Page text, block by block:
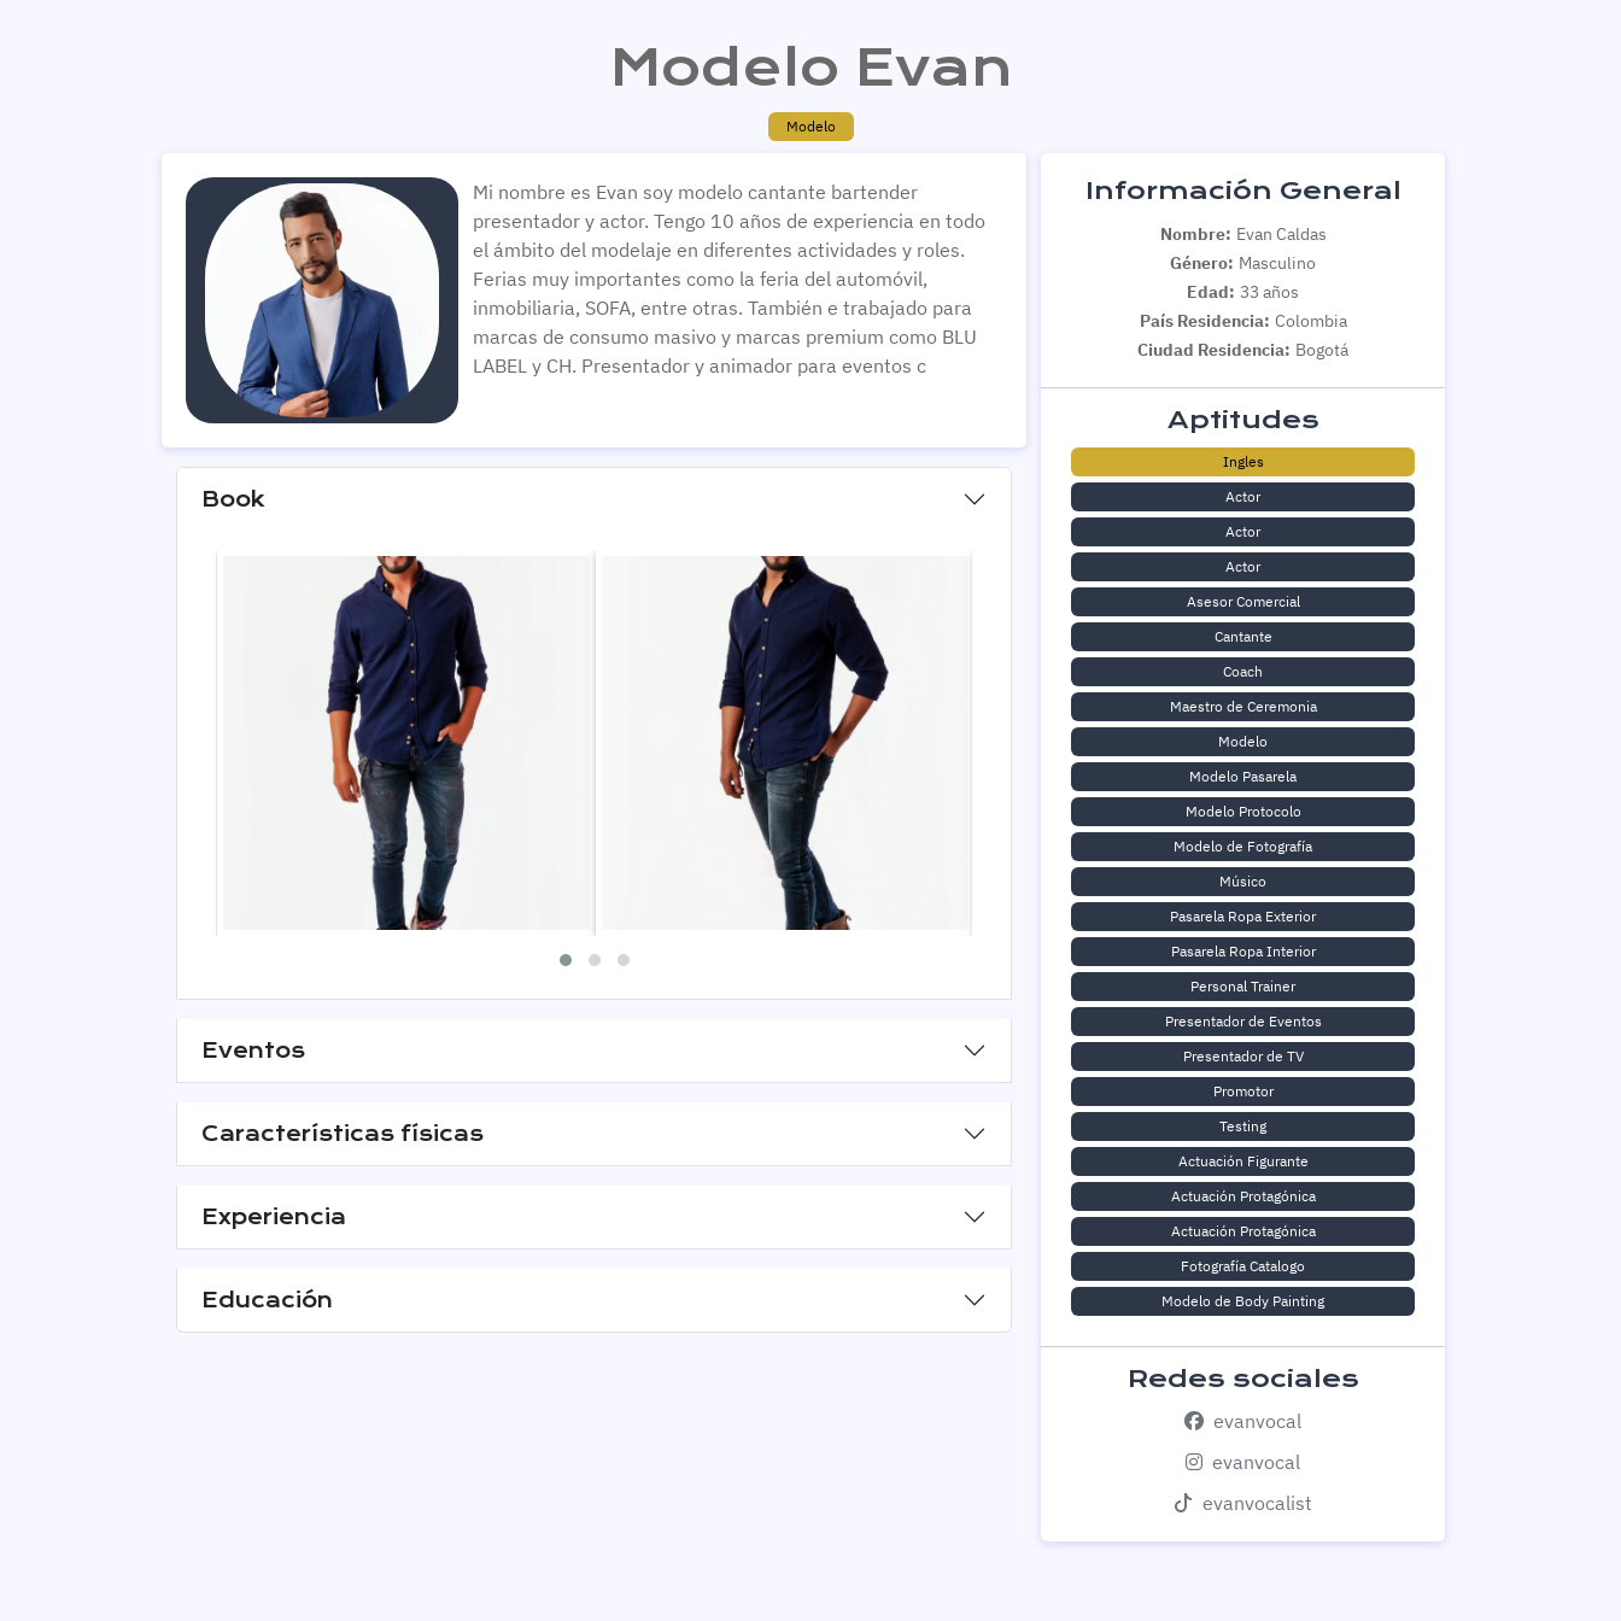
Modelo Evan
Modelo
Mi nombre es Evan soy modelo cantante bartender
presentador y actor. Tengo 10 años de experiencia en todo
el ámbito del modelaje en diferentes actividades y roles.
Ferias muy importantes como la feria del automóvil,
inmobiliaria, SOFA, entre otras. También e trabajado para
marcas de consumo masivo y marcas premium como BLU
LABEL y CH. Presentador y animador para eventos c
Book
Eventos
Características físicas
Experiencia
Educación
Información General
Nombre: Evan Caldas
Género: Masculino
Edad: 33 años
País Residencia: Colombia
Ciudad Residencia: Bogotá
Aptitudes
Ingles
Actor
Actor
Actor
Asesor Comercial
Cantante
Coach
Maestro de Ceremonia
Modelo
Modelo Pasarela
Modelo Protocolo
Modelo de Fotografía
Músico
Pasarela Ropa Exterior
Pasarela Ropa Interior
Personal Trainer
Presentador de Eventos
Presentador de TV
Promotor
Testing
Actuación Figurante
Actuación Protagónica
Actuación Protagónica
Fotografía Catalogo
Modelo de Body Painting
Redes sociales
evanvocal
evanvocal
evanvocalist